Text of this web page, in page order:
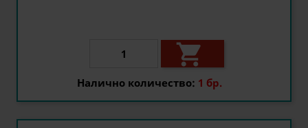

Налично количество: 1 бр.